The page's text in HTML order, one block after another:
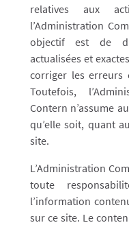
relatives aux
l’Administration
objectif est de
actualisées et
corriger les erreurs
Toutefois,
Contern n’assume
qu’elle soit, quant
site.
L’Administration
toute
l’information
sur ce site. Le